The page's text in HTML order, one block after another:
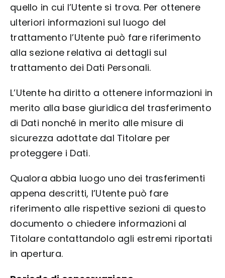
quello in cui l’Utente si trova. Per ottenere
ulteriori informazioni sul luogo del
trattamento l’Utente può fare riferimento
alla sezione relativa ai dettagli sul
trattamento dei Dati Personali.
L’Utente ha diritto a ottenere informazioni in
merito alla base giuridica del trasferimento
di Dati nonché in merito alle misure di
sicurezza adottate dal Titolare per
proteggere i Dati.
Qualora abbia luogo uno dei trasferimenti
appena descritti, l’Utente può fare
riferimento alle rispettive sezioni di questo
documento o chiedere informazioni al
Titolare contattandolo agli estremi riportati
in apertura.